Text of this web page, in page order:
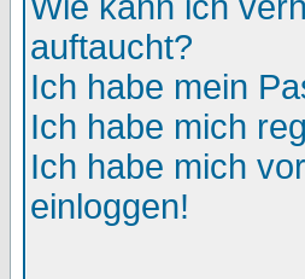
auftaucht?
Ich habe mein
Ich habe mich
Ich habe mich
einloggen!